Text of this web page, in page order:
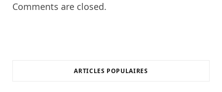
Comments are closed.
ARTICLES POPULAIRES